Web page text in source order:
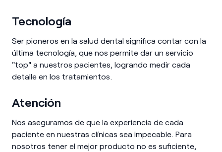
Tecnología
Ser pioneros en la salud dental significa contar con la
última tecnología, que nos permite dar un servicio
"top" a nuestros pacientes, logrando medir cada
detalle en los tratamientos.
Atención
Nos aseguramos de que la experiencia de cada
paciente en nuestras clínicas sea impecable. Para
nosotros tener el mejor producto no es suficiente,